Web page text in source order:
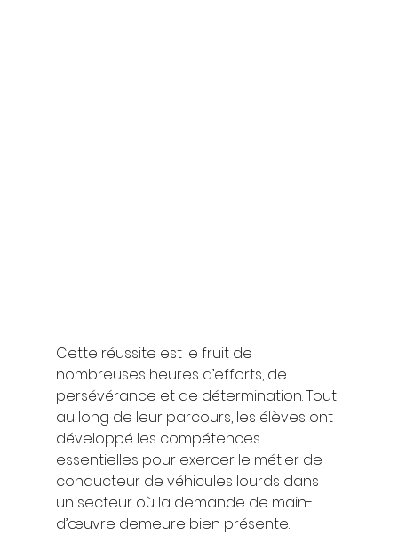
Cette réussite est le fruit de
nombreuses heures d’efforts, de
persévérance et de détermination. Tout
au long de leur parcours, les élèves ont
développé les compétences
essentielles pour exercer le métier de
conducteur de véhicules lourds dans
un secteur où la demande de main-
d’œuvre demeure bien présente.